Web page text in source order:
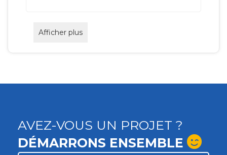
Afficher plus
AVEZ-VOUS UN PROJET ?
DÉMARRONS ENSEMBLE